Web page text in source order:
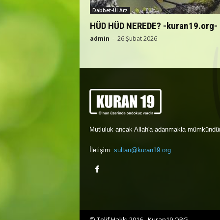
Dabbet-Ül Arz
HÜD HÜD NEREDE? -kuran19.org-
admin - 26 Şubat 2026
Mutluluk ancak Allah'a adanmakla
İletişim: sultan@kuran19.org